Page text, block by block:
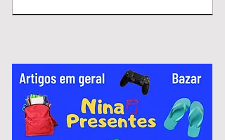
vagas imediatas, além de cadastro
variam de R$ 2.967,51 a R$ 3.306,26.